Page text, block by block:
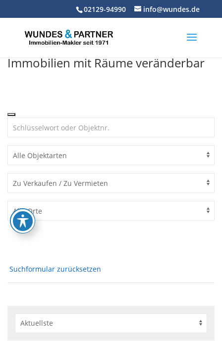
02129-94990 info@wundes.de
Immobilien mit Räume veränderbar
Suchformular zurücksetzen